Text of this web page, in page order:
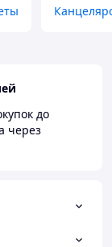
до
через